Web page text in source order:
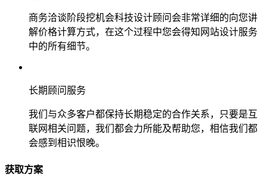
商务洽谈阶段挖机会科技设计顾问会非常详细的向您讲
解价格计算方式，在这个过程中您会得知网站设计服务
中的所有细节。
长期顾问服务
我们与众多客户都保持长期稳定的合作关系，只要是互
联网相关问题，我们都会力所能及帮助您，相信我们都
会感到相识恨晚。
获取方案